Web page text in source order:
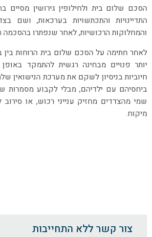
הסכם שלום בית ולחילופין גירושין מסיים
התדיינויות והתכתשויות בערכאות, ושם
והמחלוקות הרכושיות, לאחר שנפתרו בהסכמה
לאחר חתימה על הסכם שלום בית הרוחות בין
יותר פנויים מבחינה רגשית להתמקד
חיוביות בניסיון לשקם את מערכת הנישואין
ביחסיהם עם ילדיהם, מבלי לקבוע מסמרות
שמי מהצדדים מחזיק ענייני רכוש, או סירוב
מיקוח.
צור קשר ללא התחייבות